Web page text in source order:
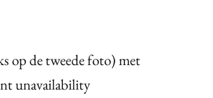
op de tweede foto) met
unavailability